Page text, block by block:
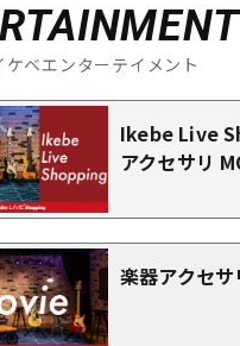
ベエンターテイメント
Ikebe Live
アクセサリ
楽器アクセ